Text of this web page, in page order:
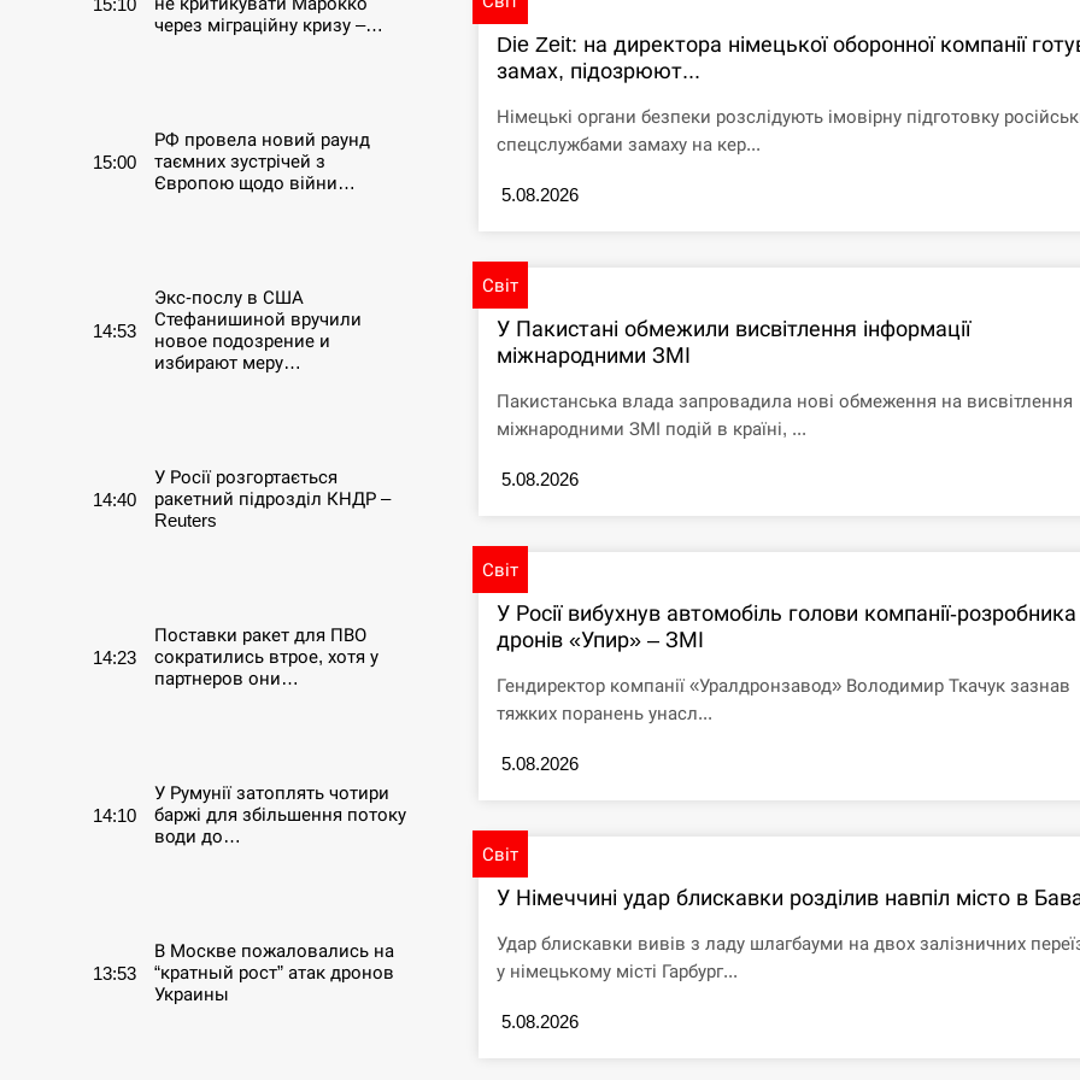
через міграційну кризу –…
15:00
РФ провела новий раунд
таємних зустрічей з
Європою щодо війни…
14:53
Экс-послу в США
Стефанишиной вручили
новое подозрение и
избирают меру…
14:40
У Росії розгортається
ракетний підрозділ КНДР –
Reuters
14:23
Поставки ракет для ПВО
сократились втрое, хотя у
партнеров они…
14:10
У Румунії затоплять чотири
баржі для збільшення потоку
води до…
13:53
В Москве пожаловались на
“кратный рост” атак дронов
Украины
Die Zeit: на директора німецької оборонної компанії
замах, підозрюют...
Німецькі органи безпеки розслідують імовірну підготовку
спецслужбами замаху на кер...
5.08.2026
Світ
У Пакистані обмежили висвітлення інформації
міжнародними ЗМІ
Пакистанська влада запровадила нові обмеження на висвітлення
міжнародними ЗМІ подій в країні, ...
5.08.2026
Світ
У Росії вибухнув автомобіль голови компанії-розробника
дронів «Упир» – ЗМІ
Гендиректор компанії «Уралдронзавод» Володимир Ткачук зазнав
тяжких поранень унасл...
5.08.2026
Світ
У Німеччині удар блискавки розділив навпіл місто в
Удар блискавки вивів з ладу шлагбауми на двох залізничних
у німецькому місті Гарбург...
5.08.2026